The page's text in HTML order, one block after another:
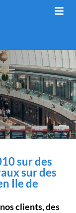
sur des
sur des
Ile de
clients, des